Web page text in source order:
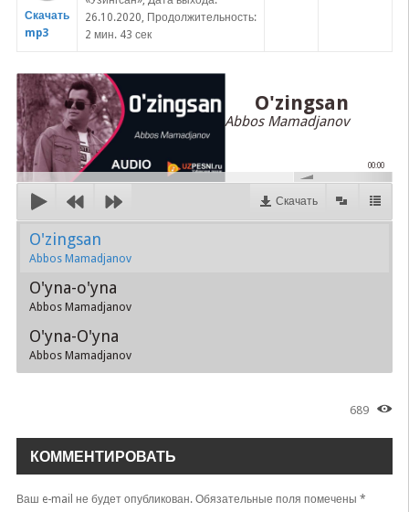
Скачать
mp3
26.10.2020, Продолжительность:
2 мин. 43 сек
O'zingsan
Abbos Mamadjanov
00:00
Скачать
O'zingsan
Abbos Mamadjanov
O'yna-o'yna
Abbos Mamadjanov
O'yna-O'yna
Abbos Mamadjanov
689
КОММЕНТИРОВАТЬ
Ваш e-mail не будет опубликован.Обязательные поля помечены *